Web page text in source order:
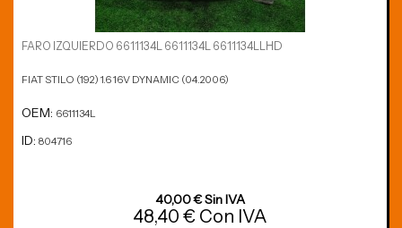
FARO IZQUIERDO 6611134L 6611134L 6611134LLHD
FIAT STILO (192) 1.6 16V DYNAMIC (04.2006)
OEM: 6611134L
ID: 804716
40,00 € Sin IVA
48,40 € Con IVA